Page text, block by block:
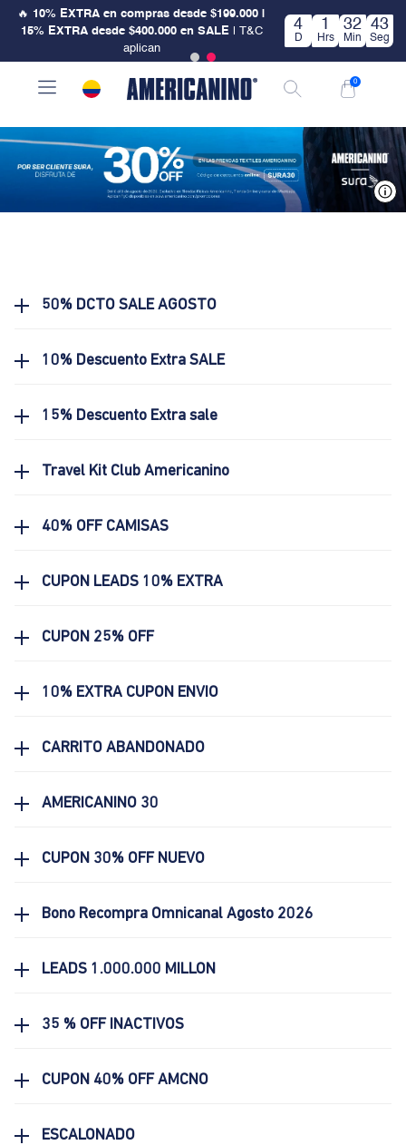
🔥 10% EXTRA en compras desde $199.000 |
15% EXTRA desde $400.000 en SALE| T&C
aplican
4
D
1
Hrs
32
Min
43
Seg
0
50% DCTO SALE AGOSTO
10% Descuento Extra SALE
15% Descuento Extra sale
Travel Kit Club Americanino
40% OFF CAMISAS
CUPON LEADS 10% EXTRA
CUPON 25% OFF
10% EXTRA CUPON ENVIO
CARRITO ABANDONADO
AMERICANINO 30
CUPON 30% OFF NUEVO
Bono Recompra Omnicanal Agosto 2026
LEADS 1.000.000 MILLON
35 % OFF INACTIVOS
CUPON 40% OFF AMCNO
ESCALONADO